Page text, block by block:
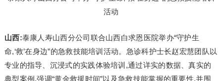
活动
山西:泰康人寿山西分公司联合山西白求恩医院举办“守护生
命,‘救’在身边”的急救技能培训活动。急诊科护士长赵宏慧团队以
专业的指导、沉浸式的实践体验培训,通过详实的数据、真实的
典型案例,强调“黄金救援时间”以及急救技能掌握的重要性,并围